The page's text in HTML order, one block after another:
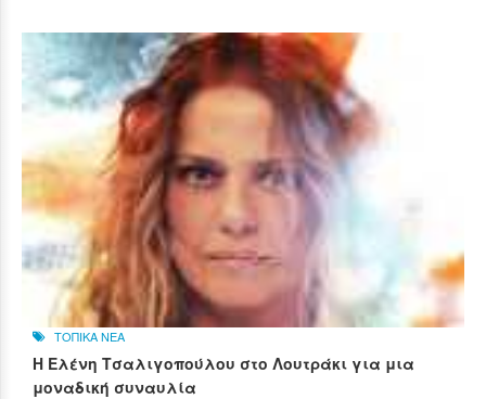
ΤΟΠΙΚΑ ΝΕΑ
Η Ελένη Τσαλιγοπούλου στο Λουτράκι για μια
μοναδική συναυλία